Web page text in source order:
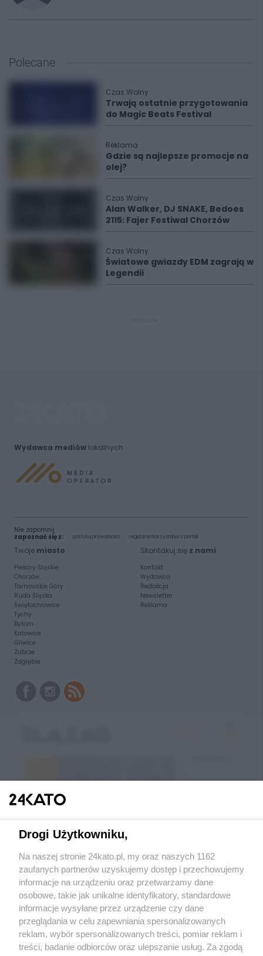
Polecane
Czas Wolny
Trwają ostatnie przygotowania
do Magic Beats Festival
Reklama
Gdzie są najlepsze promocje na
olej?
Czas Wolny
Alan Walker, DJ SNAKE, Bedoes
2115: Fajer Festiwal Chorzów
Czas Wolny
Światowe gwiazdy EDM zagrają w
Legendii
Wydawca mediówlokalnych
Nie zapomnij
zapoznać się z:
polityką prywatności regulamin korzystania z portali
Twoje miasto
Piekary Śląskie
Chorzów
Tarnowskie Góry
Ruda Śląska
Świętochłowice
Tychy
Bytom
Katowice
Gliwice
Zabrze
Zagłębie
Skontakuj się z nami
Kontakt
Wydawca
Redakcja
Newsletter
Reklama
Wróć do strony głównej
glivice.pl
Drogi Użytkowniku,
Na naszej stronie 24kato.pl, my oraz naszych 1162
zaufanych partnerów uzyskujemy dostęp i przechowujemy
informacje na urządzeniu oraz przetwarzamy dane
osobowe, takie jak unikalne identyfikatory, standardowe
informacje wysyłane przez urządzenie czy dane
przeglądania w celu zapewniania spersonalizowanych
reklam, wybór spersonalizowanych treści, pomiar reklam i
treści, badanie odbiorców oraz ulepszanie usług. Za zgodą